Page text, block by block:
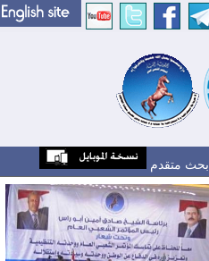
بحث متقدم